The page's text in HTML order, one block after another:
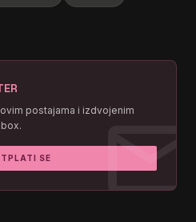
postajama i izdvojenim
SE